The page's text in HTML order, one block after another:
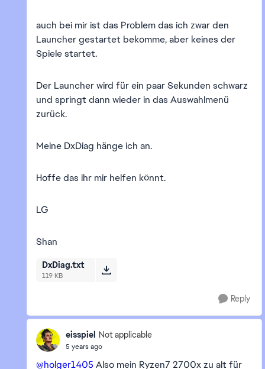
auch bei mir ist das Problem das ich zwar den
Launcher gestartet bekomme, aber keines der
Spiele startet.
Der Launcher wird für ein paar Sekunden schwarz
und springt dann wieder in das Auswahlmenü
zurück.
Meine DxDiag hänge ich an.
Hoffe das ihr mir helfen könnt.
LG
Shan
DxDiag.txt
119 KB
Reply
eisspiel Not applicable
5 years ago
@holger1405 Also mein Ryzen7 2700x zu alt für